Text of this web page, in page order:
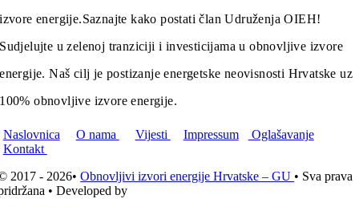
izvore energije.Saznajte kako postati član Udruženja OIEH!
Sudjelujte u zelenoj tranziciji i investicijama u obnovljive izvore
energije. Naš cilj je postizanje energetske neovisnosti Hrvatske uz
100% obnovljive izvore energije.
Naslovnica O nama Vijesti Impressum
Oglašavanje
Kontakt
2017 - 2026•Obnovljivi izvori energije Hrvatske – GU • Sva prava
• Developed by